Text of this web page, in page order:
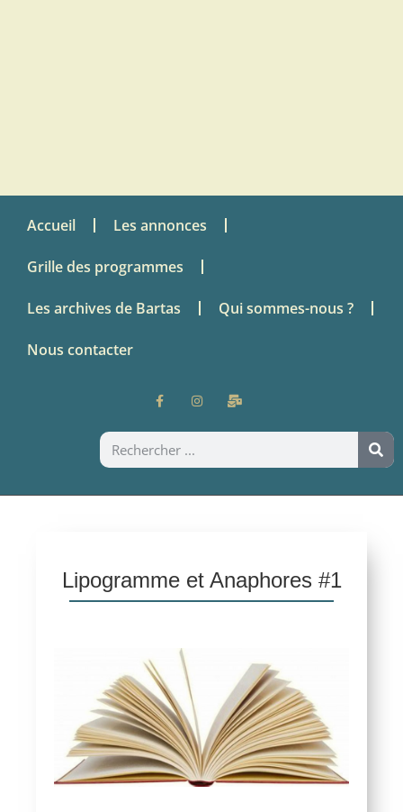
Accueil Les annonces
Grille des programmes
Les archives de Bartas Qui sommes-nous ?
Nous contacter
Lipogramme et Anaphores #1